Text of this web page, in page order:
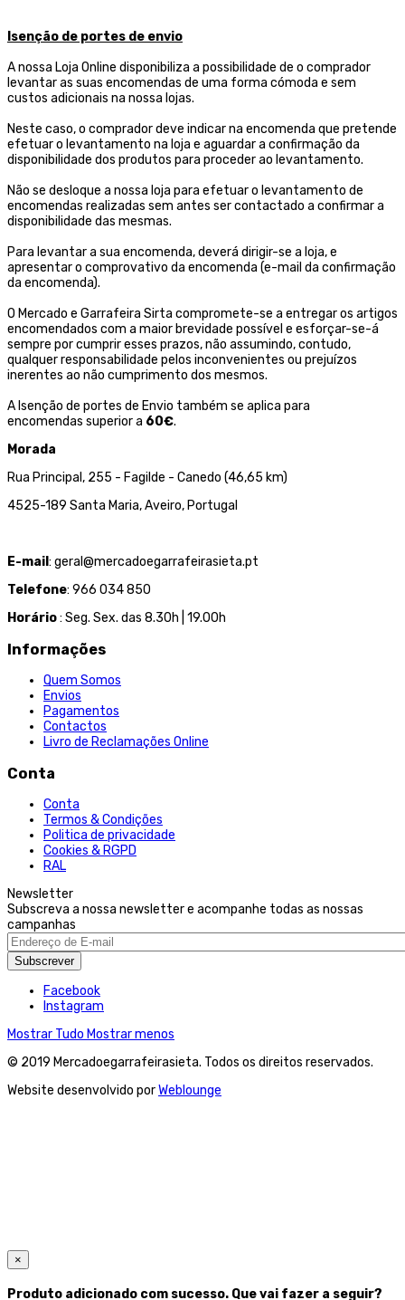
Isenção de portes de envio
A nossa Loja Online disponibiliza a possibilidade de o comprador
levantar as suas encomendas de uma forma cómoda e sem
custos adicionais na nossa lojas.
Neste caso, o comprador deve indicar na encomenda que pretende
efetuar o levantamento na loja e aguardar a confirmação da
disponibilidade dos produtos para proceder ao levantamento.
Não se desloque a nossa loja para efetuar o levantamento de
encomendas realizadas sem antes ser contactado a confirmar a
disponibilidade das mesmas.
Para levantar a sua encomenda, deverá dirigir-se a loja, e
apresentar o comprovativo da encomenda (e-mail da confirmação
da encomenda).
O Mercado e Garrafeira Sirta compromete-se a entregar os artigos
encomendados com a maior brevidade possível e esforçar-se-á
sempre por cumprir esses prazos, não assumindo, contudo,
qualquer responsabilidade pelos inconvenientes ou prejuízos
inerentes ao não cumprimento dos mesmos.
A Isenção de portes de Envio também se aplica para
encomendas superior a 60€.
Morada
Rua Principal, 255 - Fagilde - Canedo (46,65 km)
4525-189 Santa Maria, Aveiro, Portugal
E-mail: geral@mercadoegarrafeirasieta.pt
Telefone: 966 034 850
Horário: Seg. Sex. das 8.30h | 19.00h
Informações
Quem Somos
Envios
Pagamentos
Contactos
Livro de Reclamações Online
Conta
Conta
Termos & Condições
Politica de privacidade
Cookies & RGPD
RAL
Newsletter
Subscreva a nossa newsletter e acompanhe todas as nossas
campanhas
Subscrever
Facebook
Instagram
Mostrar Tudo Mostrar menos
© 2019 Mercadoegarrafeirasieta. Todos os direitos reservados.
Website desenvolvido porWeblounge
×
Produto adicionado com sucesso. Que vai fazer a seguir?